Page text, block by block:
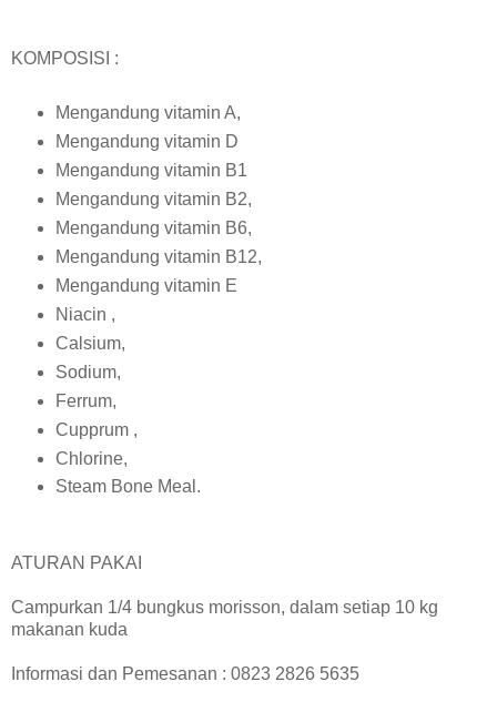
KOMPOSISI :
Mengandung vitamin A,
Mengandung vitamin D
Mengandung vitamin B1
Mengandung vitamin B2,
Mengandung vitamin B6,
Mengandung vitamin B12,
Mengandung vitamin E
Niacin ,
Calsium,
Sodium,
Ferrum,
Cupprum ,
Chlorine,
Steam Bone Meal.
ATURAN PAKAI
Campurkan 1/4 bungkus morisson, dalam setiap 10 kg
makanan kuda
Informasi dan Pemesanan : 0823 2826 5635